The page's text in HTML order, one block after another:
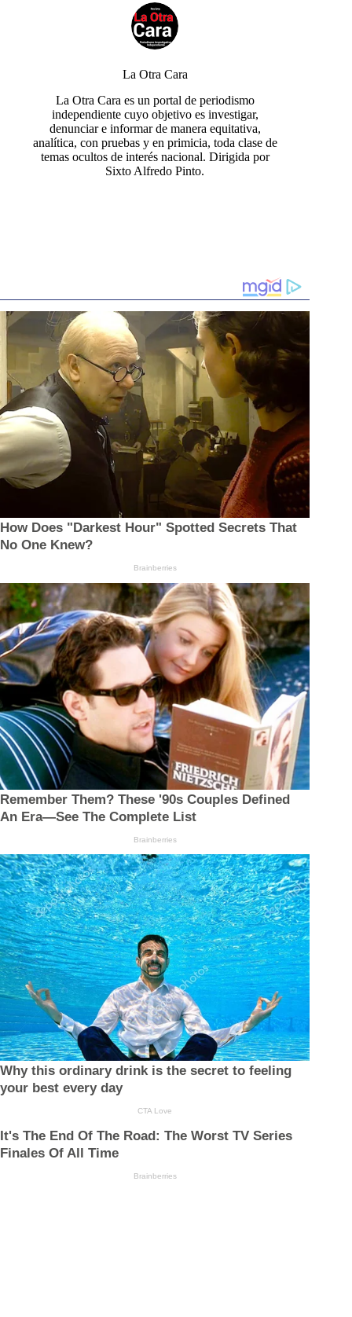
La Otra Cara
La Otra Cara es un portal de periodismo
independiente cuyo objetivo es investigar,
denunciar e informar de manera equitativa,
analítica, con pruebas y en primicia, toda clase de
temas ocultos de interés nacional. Dirigida por
Sixto Alfredo Pinto.